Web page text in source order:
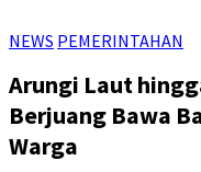
NEWS PEMERINTAHAN
Arungi Laut
Berjuang Bawa
Warga